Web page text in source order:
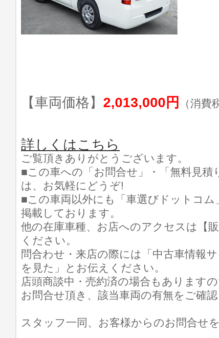
【車両価格】 2,013,000円 （消費
詳しくはこちら
ご覧頂きありがとうございます。
■この車への「お問合せ」・「無料見積
は、お気軽にどうぞ!
■この車両以外にも「車選びドットコ
掲載しております。
他の在庫車種、お店へのアクセスは【
ください。
問合わせ・来店の際には「中古車情報
を見た」とお伝えください。
店頭商談中・売約済の場合もあります
お問合せ頂き、該当車両の有無をご確
スタッフ一同、お客様からのお問合せ